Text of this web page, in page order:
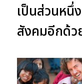
เป็นส่วนหนึ่
สังคมอีกด้ว